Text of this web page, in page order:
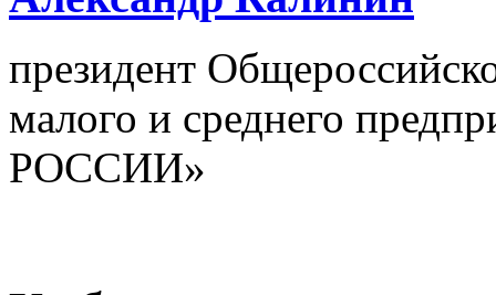
президент
малого и среднего
РОССИИ»